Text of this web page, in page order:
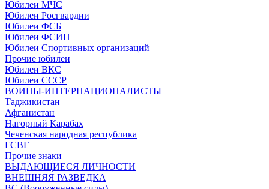
Юбилеи МЧС
Юбилеи Росгвардии
Юбилеи ФСБ
Юбилеи ФСИН
Юбилеи Спортивных организаций
Прочие юбилеи
Юбилеи ВКС
Юбилеи СССР
ВОИНЫ-ИНТЕРНАЦИОНАЛИСТЫ
Таджикистан
Афганистан
Нагорный Карабах
Чеченская народная республика
ГСВГ
Прочие знаки
ВЫДАЮЩИЕСЯ ЛИЧНОСТИ
ВНЕШНЯЯ РАЗВЕДКА